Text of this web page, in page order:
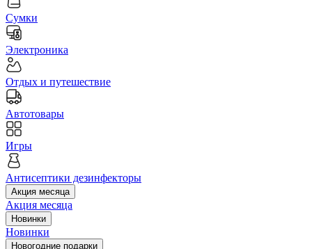
Сумки
Электроника
Отдых и путешествие
Автотовары
Игры
Антисептики дезинфекторы
Акция месяца
Акция месяца
Новинки
Новинки
Новогодние подарки